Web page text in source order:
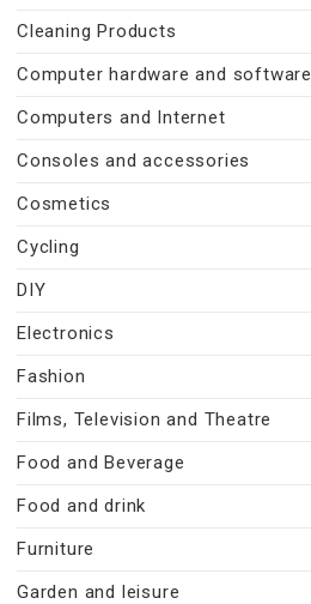
Cleaning Products
Computer hardware and software
Computers and Internet
Consoles and accessories
Cosmetics
Cycling
DIY
Electronics
Fashion
Films, Television and Theatre
Food and Beverage
Food and drink
Furniture
Garden and leisure